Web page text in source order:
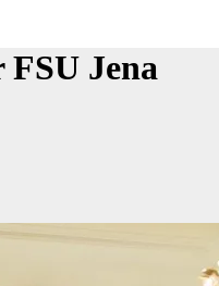
FSU Jena